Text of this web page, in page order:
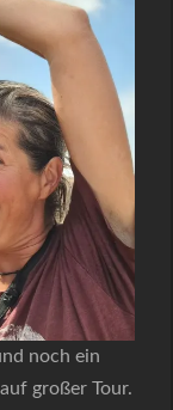
noch ein
großer Tour.